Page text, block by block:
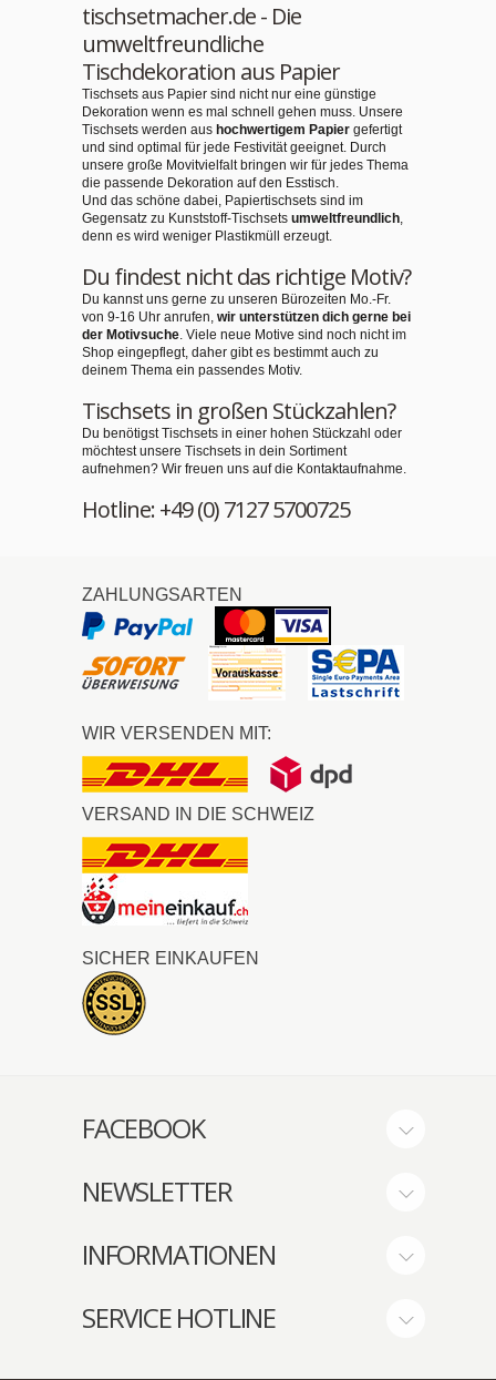
tischsetmacher.de - Die
umweltfreundliche
Tischdekoration aus Papier
Tischsets aus Papier sind nicht nur eine günstige
Dekoration wenn es mal schnell gehen muss. Unsere
Tischsets werden aus hochwertigem Papier gefertigt
und sind optimal für jede Festivität geeignet. Durch
unsere große Movitvielfalt bringen wir für jedes Thema
die passende Dekoration auf den Esstisch.
Und das schöne dabei, Papiertischsets sind im
Gegensatz zu Kunststoff-Tischsets umweltfreundlich,
denn es wird weniger Plastikmüll erzeugt.
Du findest nicht das richtige Motiv?
Du kannst uns gerne zu unseren Bürozeiten Mo.-Fr.
von 9-16 Uhr anrufen, wir unterstützen dich gerne bei
der Motivsuche. Viele neue Motive sind noch nicht im
Shop eingepflegt, daher gibt es bestimmt auch zu
deinem Thema ein passendes Motiv.
Tischsets in großen Stückzahlen?
Du benötigst Tischsets in einer hohen Stückzahl oder
möchtest unsere Tischsets in dein Sortiment
aufnehmen? Wir freuen uns auf die Kontaktaufnahme.
Hotline: +49 (0) 7127 5700725
ZAHLUNGSARTEN
WIR VERSENDEN MIT:
VERSAND IN DIE SCHWEIZ
SICHER EINKAUFEN
FACEBOOK
NEWSLETTER
INFORMATIONEN
SERVICE HOTLINE